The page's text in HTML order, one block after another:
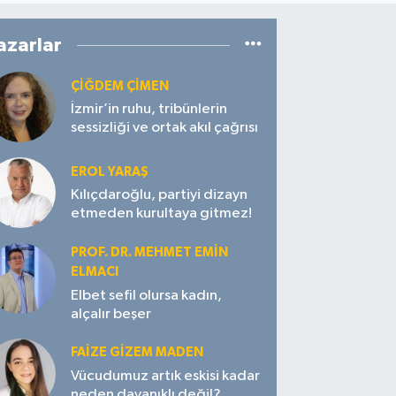
ÇIĞDEM ÇIMEN
İzmir’in ruhu, tribünlerin
sessizliği ve ortak akıl çağrısı
EROL YARAŞ
Kılıçdaroğlu, partiyi dizayn
etmeden kurultaya gitmez!
PROF. DR. MEHMET EMIN
ELMACI
Elbet sefil olursa kadın,
alçalır beşer
FAIZE GIZEM MADEN
Vücudumuz artık eskisi kadar